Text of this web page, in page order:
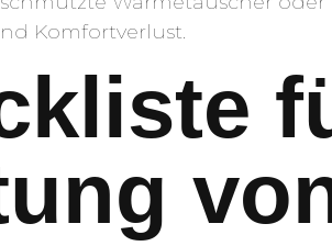
Komfortverlust.